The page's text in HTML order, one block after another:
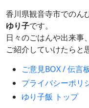
香川県観音寺市でのん
ゆり子です。
日々のごはんや出来事
ご紹介していけたらと
ご意見BOX / 伝言
プライバシーポリ
ゆり子飯 トップ